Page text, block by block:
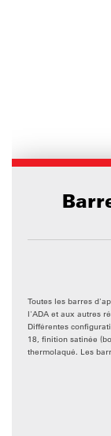
Toutes les barres
l'ADA et aux autres
Différentes
18, finition satinée
thermolaqué. Les